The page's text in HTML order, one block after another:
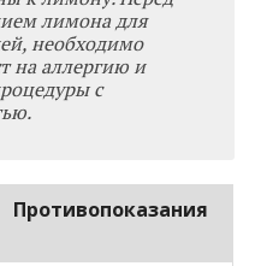
лимона для
необходимо
на аллергию и
с
Противопоказания